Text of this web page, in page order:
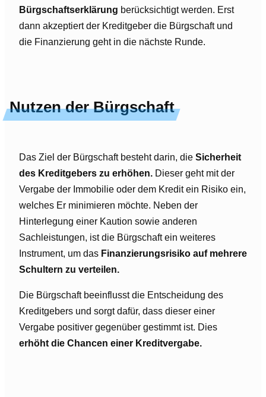
Bürgschaftserklärung berücksichtigt werden. Erst
dann akzeptiert der Kreditgeber die Bürgschaft und
die Finanzierung geht in die nächste Runde.
Nutzen der Bürgschaft
Das Ziel der Bürgschaft besteht darin, die Sicherheit
des Kreditgebers zu erhöhen. Dieser geht mit der
Vergabe der Immobilie oder dem Kredit ein Risiko ein,
welches Er minimieren möchte. Neben der
Hinterlegung einer Kaution sowie anderen
Sachleistungen, ist die Bürgschaft ein weiteres
Instrument, um das Finanzierungsrisiko auf mehrere
Schultern zu verteilen.
Die Bürgschaft beeinflusst die Entscheidung des
Kreditgebers und sorgt dafür, dass dieser einer
Vergabe positiver gegenüber gestimmt ist. Dies
erhöht die Chancen einer Kreditvergabe.